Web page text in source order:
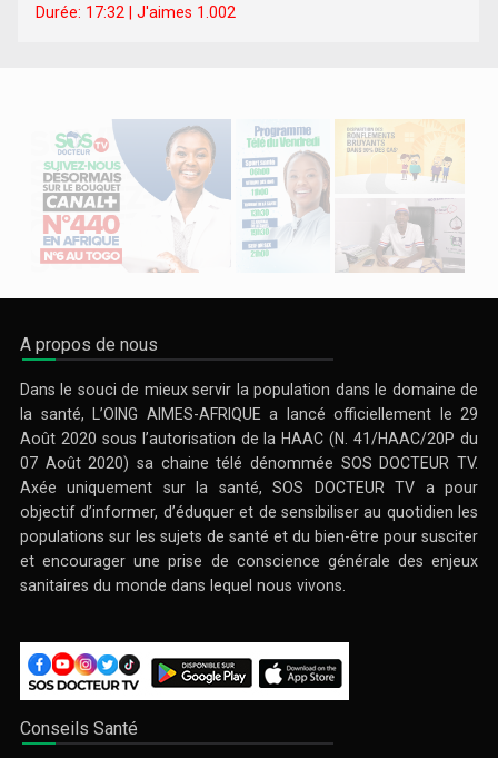
Durée: 17:32 | J'aimes 1.002
A propos de nous
Dans le souci de mieux servir la population dans le domaine de
la santé, L’OING AIMES-AFRIQUE a lancé officiellement le 29
Août 2020 sous l’autorisation de la HAAC (N. 41/HAAC/20P du
07 Août 2020) sa chaine télé dénommée SOS DOCTEUR TV.
Axée uniquement sur la santé, SOS DOCTEUR TV a pour
objectif d’informer, d’éduquer et de sensibiliser au quotidien les
populations sur les sujets de santé et du bien-être pour susciter
et encourager une prise de conscience générale des enjeux
sanitaires du monde dans lequel nous vivons.
Conseils Santé